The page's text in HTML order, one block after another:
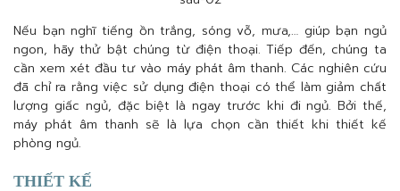
Nếu bạn nghĩ tiếng ồn trắng, sóng vỗ, mưa,… giúp bạn ngủ
ngon, hãy thử bật chúng từ điện thoại. Tiếp đến, chúng ta
cần xem xét đầu tư vào máy phát âm thanh. Các nghiên cứu
đã chỉ ra rằng việc sử dụng điện thoại có thể làm giảm chất
lượng giấc ngủ, đặc biệt là ngay trước khi đi ngủ. Bởi thế,
máy phát âm thanh sẽ là lựa chọn cần thiết khi thiết kế
phòng ngủ.
THIẾT KẾ